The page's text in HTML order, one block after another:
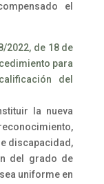
el
2022, de 18 de
para
del
la nueva
discapacidad,
del grado de
uniforme en